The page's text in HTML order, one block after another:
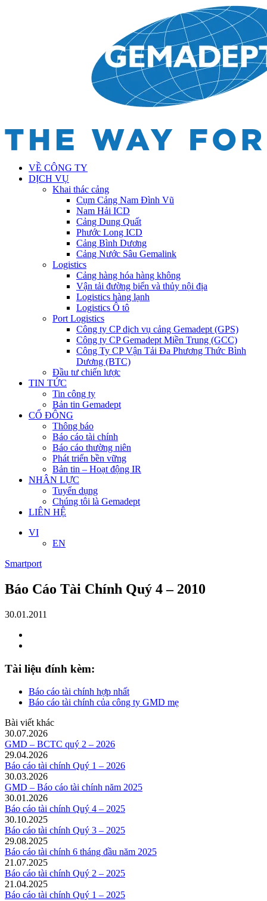
VỀ CÔNG TY
DỊCH VỤ
Khai thác cảng
Cụm Cảng Nam Đình Vũ
Nam Hải ICD
Cảng Dung Quất
Phước Long ICD
Cảng Bình Dương
Cảng Nước Sâu Gemalink
Logistics
Cảng hàng hóa hàng không
Vận tải đường biển và thủy nội địa
Logistics hàng lạnh
Logistics Ô tô
Port Logistics
Công ty CP dịch vụ cảng Gemadept (GPS)
Công ty CP Gemadept Miền Trung (GCC)
Công Ty CP Vận Tải Đa Phương Thức Bình
Dương (BTC)
Đầu tư chiến lược
TIN TỨC
Tin công ty
Bản tin Gemadept
CỔ ĐÔNG
Thông báo
Báo cáo tài chính
Báo cáo thường niên
Phát triển bền vững
Bản tin – Hoạt động IR
NHÂN LỰC
Tuyển dụng
Chúng tôi là Gemadept
LIÊN HỆ
VI
EN
Smartport
Báo Cáo Tài Chính Quý 4 – 2010
30.01.2011
Tài liệu đính kèm:
Báo cáo tài chính hợp nhất
Báo cáo tài chính của công ty GMD mẹ
Bài viết khác
30.07.2026
GMD – BCTC quý 2 – 2026
29.04.2026
Báo cáo tài chính Quý 1 – 2026
30.03.2026
GMD – Báo cáo tài chính năm 2025
30.01.2026
Báo cáo tài chính Quý 4 – 2025
30.10.2025
Báo cáo tài chính Quý 3 – 2025
29.08.2025
Báo cáo tài chính 6 tháng đầu năm 2025
21.07.2025
Báo cáo tài chính Quý 2 – 2025
21.04.2025
Báo cáo tài chính Quý 1 – 2025